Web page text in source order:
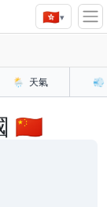
🇭🇰▾
🌦️ 天氣 💨
🇨🇳